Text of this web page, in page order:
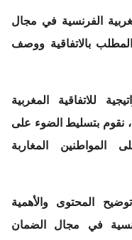
الفرنسية في مجال
بالاتفاقية ووصف
للاتفاقية المغربية
نقوم بتسليط الضوء على
المواطنين المغاربة
المحتوى والأهمية
في مجال الضمان